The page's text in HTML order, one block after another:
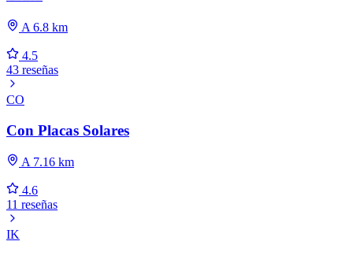
A 6.8 km
4.5
43 reseñas
CO
Con Placas Solares
A 7.16 km
4.6
11 reseñas
IK